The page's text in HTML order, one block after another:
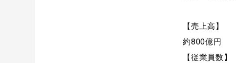
【売上高】
約800億円
【従業員数】